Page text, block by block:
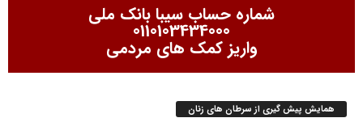
شماره حساب سیبا بانک ملی
0110103434000
واریز کمک های مردمی
همایش پیش گیری از سرطان های زنان